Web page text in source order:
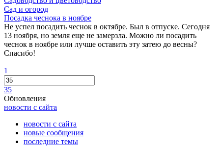
Сад и огород
Посадка чеснока в ноябре
Не успел посадить чеснок в октябре. Был в отпуске. Сегодня
13 ноября, но земля еще не замерзла. Можно ли посадить
чеснок в ноябре или лучше оставить эту затею до весны?
Спасибо!
1
35
Обновления
новости с сайта
новости с сайта
новые сообщения
последние темы